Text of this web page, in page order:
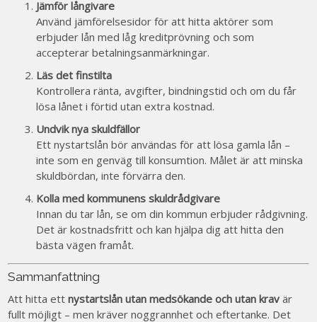
Jämför långivare
Använd jämförelsesidor för att hitta aktörer som
erbjuder lån med låg kreditprövning och som
accepterar betalningsanmärkningar.
Läs det finstilta
Kontrollera ränta, avgifter, bindningstid och om du får
lösa lånet i förtid utan extra kostnad.
Undvik nya skuldfällor
Ett nystartslån bör användas för att lösa gamla lån –
inte som en genväg till konsumtion. Målet är att minska
skuldbördan, inte förvärra den.
Kolla med kommunens skuldrådgivare
Innan du tar lån, se om din kommun erbjuder rådgivning.
Det är kostnadsfritt och kan hjälpa dig att hitta den
bästa vägen framåt.
Sammanfattning
Att hitta ettnystartslån utan medsökande och utan krav är
fullt möjligt – men kräver noggrannhet och eftertanke. Det